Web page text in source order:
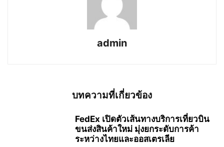
admin
บทความที่เกี่ยวข้อง
FedEx เปิดตัวเส้นทางบริการเที่ยวบิน
ขนส่งสินค้าใหม่ มุ่งยกระดับการค้า
ระหว่างไทยและออสเตรเลีย